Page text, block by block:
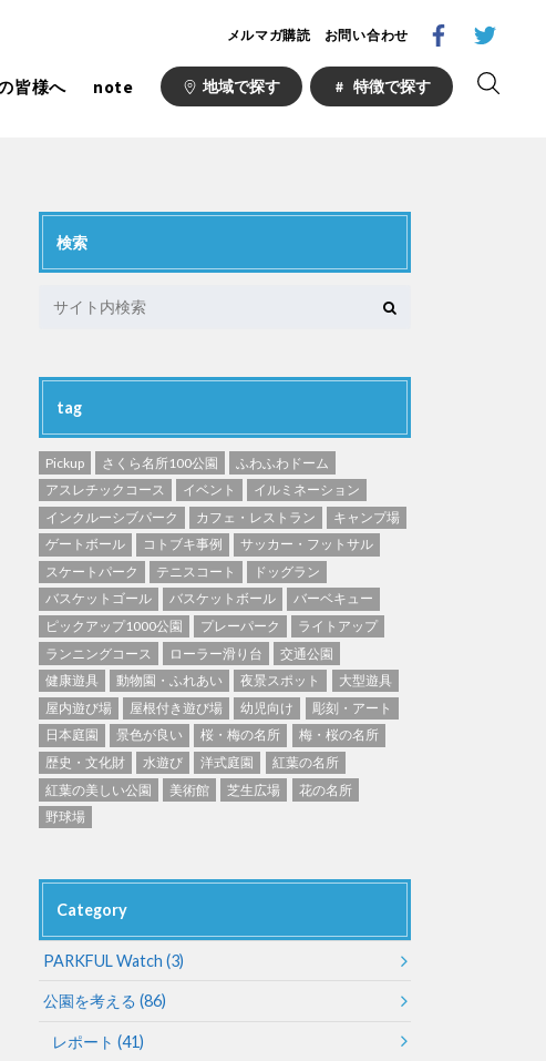
皆様へ note 地域で探す 特徴で探す
メルマガ購読 お問い合わせ
ふれあい
遊び場
コトブキ事例
花の名所
花菖蒲
ミネーション イベント
東京 神奈川
長野 岐阜
奈良 和歌山
コート
美しい公園
アート 桜・梅の名所
ー滑り台 植物園
パーク 美術館
キャンプ場
ネーション イベント
トパーク
検索
tag
Pickup さくら名所100公園
ふわふわドーム
アスレチックコース
イベント
イルミネーション
インクルーシブパーク
カフェ・レストラン
キャンプ場
ゲートボール
コトブキ事例
サッカー・フットサル
スケートパーク
テニスコート
ドッグラン
バスケットゴール
バスケットボール
バーベキュー
ピックアップ1000公園
プレーパーク
ライトアップ
ランニングコース
ローラー滑り台
交通公園
健康遊具
動物園・ふれあい 夜景スポット
大型遊具
屋内遊び場
屋根付き遊び場 幼児向け
彫刻・アート
日本庭園
景色が良い 桜・梅の名所
梅・桜の名所
歴史・文化財
水遊び 洋式庭園
紅葉の名所
紅葉の美しい公園
美術館 芝生広場
花の名所
野球場
Category
PARKFUL Watch(3)
公園を考える(86)
レポート (41)